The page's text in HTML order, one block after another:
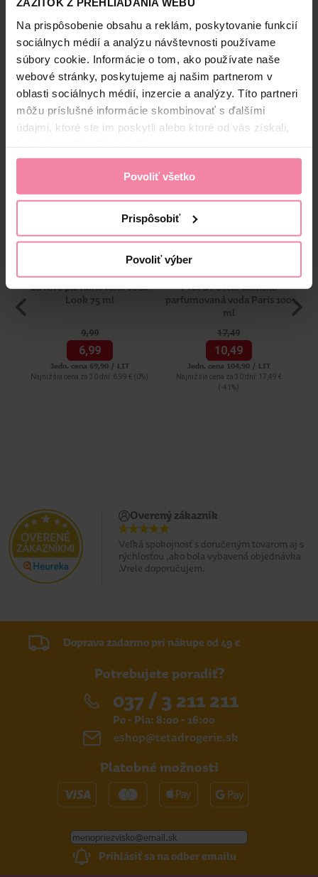
Na prispôsobenie obsahu a reklám, poskytovanie funkcií
sociálnych médií a analýzu návštevnosti používame
súbory cookie. Informácie o tom, ako používate naše
webové stránky, poskytujeme aj našim partnerom v
oblasti sociálnych médií, inzercie a analýzy. Títo partneri
môžu príslušné informácie skombinovať s ďalšími
údajmi, ktoré ste im poskytli alebo ktoré od vás získali,
Povoliť všetko
Prispôsobiť
Povoliť výber
kombinácia jazmínu a šafranu inšpiruje zmysly a následne
spojenie ambry a ambrového dreva v srdci vône vás obklopí
mystickou aurou, ktorá predstavuje vašu silu. Základné
tóny rozvíjajú teplé akcenty cédrového dreva a jedľovej
živice. Dámska parfumovaná voda La Rive Elegant Woman
očarí vás a vaše okolie tisíckou aromatických akcentov s
intenzívnym orientálnym charakterom.
MKD
Bezpečnosť a balenie
Zloženie
High-contrast mode
Alternatívne produkty
-30%
La Rive parfumovaná voda
Look 75 ml
9,99
6,99
Jedn. cena 69,90 / LIT
Najnižšia cena za 30 dní: 6,99 € (0%)
Pret a Porter dámska
parfumovaná voda Paris 100
ml
17,49
10,49
Jedn. cena 104,90 / LIT
Najnižšia cena za 30 dní: 17,49 €
(-41%)
Overený zákazník
Veľká spokojnosť s doručeným tovarom aj s
rýchlosťou ,ako bola vybavená objednávka
.Vrele doporučujem.
Doprava zadarmo pri nákupe od 49 €
Potrebujete poradiť?
037 / 3 211 211
Po - Pia: 8:00 - 16:00
eshop@tetadrogerie.sk
Platobné možnosti
Prihlásiť sa na odber emailu